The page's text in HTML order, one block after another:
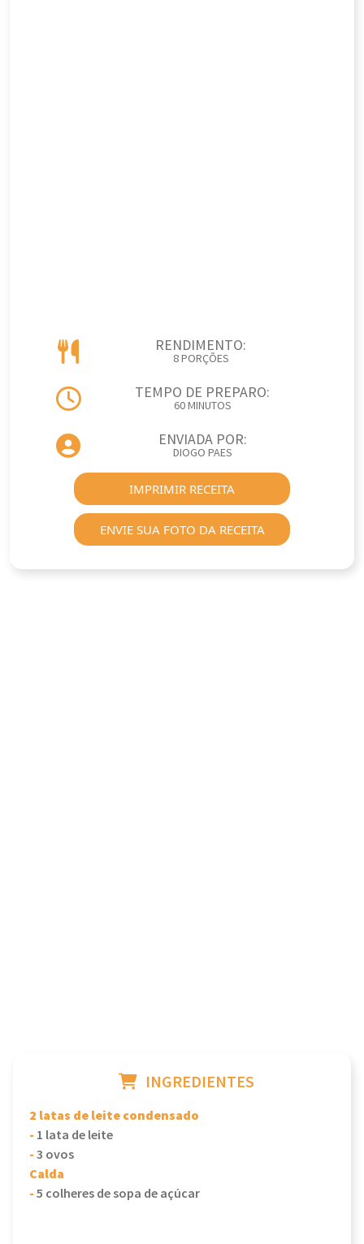
RENDIMENTO:
8 PORÇÕES
TEMPO DE PREPARO:
60 MINUTOS
ENVIADA POR:
DIOGO PAES
IMPRIMIR RECEITA
ENVIE SUA FOTO DA RECEITA
INGREDIENTES
2 latas de leite condensado
- 1 lata de leite
-3 ovos
Calda
-5 colheres de sopa de açúcar